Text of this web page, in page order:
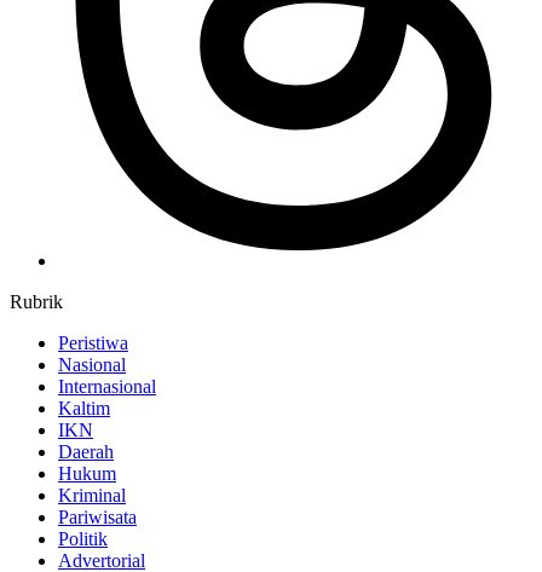
Rubrik
Peristiwa
Nasional
Internasional
Kaltim
IKN
Daerah
Hukum
Kriminal
Pariwisata
Politik
Advertorial